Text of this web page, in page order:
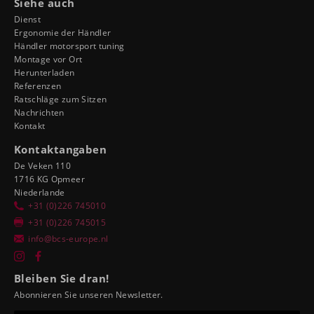
Siehe auch
Dienst
Ergonomie der Händler
Händler motorsport tuning
Montage vor Ort
Herunterladen
Referenzen
Ratschläge zum Sitzen
Nachrichten
Kontakt
Kontaktangaben
De Veken 110
1716 KG Opmeer
Niederlande
+31 (0)226 745010
+31 (0)226 745015
info@bcs-europe.nl
Bleiben Sie dran!
Abonnieren Sie unseren Newsletter.